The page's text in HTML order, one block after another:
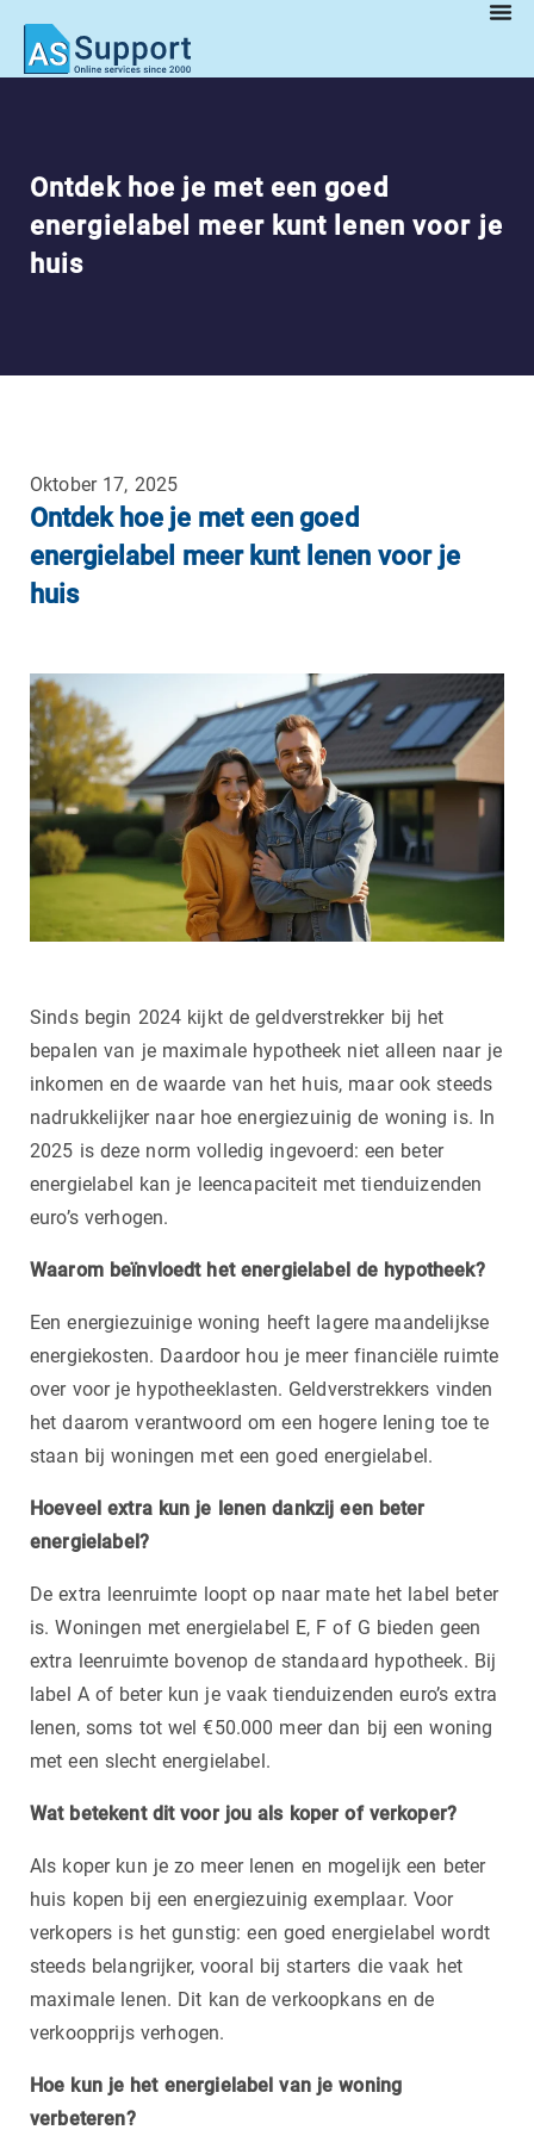
Ontdek hoe je met een goed
energielabel meer kunt lenen voor je
huis
Oktober 17, 2025
Ontdek hoe je met een goed
energielabel meer kunt lenen voor je
huis
Sinds begin 2024 kijkt de geldverstrekker bij het
bepalen van je maximale hypotheek niet alleen naar je
inkomen en de waarde van het huis, maar ook steeds
nadrukkelijker naar hoe energiezuinig de woning is. In
2025 is deze norm volledig ingevoerd: een beter
energielabel kan je leencapaciteit met tienduizenden
euro’s verhogen.
Waarom beïnvloedt het energielabel de hypotheek?
Een energiezuinige woning heeft lagere maandelijkse
energiekosten. Daardoor hou je meer financiële ruimte
over voor je hypotheeklasten. Geldverstrekkers vinden
het daarom verantwoord om een hogere lening toe te
staan bij woningen met een goed energielabel.
Hoeveel extra kun je lenen dankzij een beter
energielabel?
De extra leenruimte loopt op naar mate het label beter
is. Woningen met energielabel E, F of G bieden geen
extra leenruimte bovenop de standaard hypotheek. Bij
label A of beter kun je vaak tienduizenden euro’s extra
lenen, soms tot wel €50.000 meer dan bij een woning
met een slecht energielabel.
Wat betekent dit voor jou als koper of verkoper?
Als koper kun je zo meer lenen en mogelijk een beter
huis kopen bij een energiezuinig exemplaar. Voor
verkopers is het gunstig: een goed energielabel wordt
steeds belangrijker, vooral bij starters die vaak het
maximale lenen. Dit kan de verkoopkans en de
verkoopprijs verhogen.
Hoe kun je het energielabel van je woning
verbeteren?